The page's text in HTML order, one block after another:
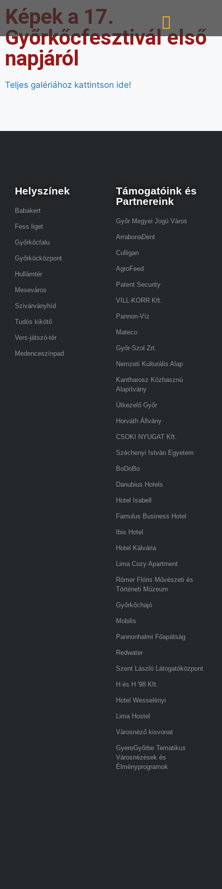
Képek a 17.
Győrkőcfesztivál első
napjáról
Teljes galériához kattintson ide!
Helyszínek
Babakert
Fess liget
Győrkőcfalu
Győrköcközpont
Hullámtér
Meseváros
Szivárványhíd
Tudós kikötő
Vers-játszó-tér
Medenceszínpad
Támogatóink és
Partnereink
Győr Megyei Jogú Város
ArrabonaDent
Culligan
AgroFeed
Patent Security
VILL-KORR Kft.
Pannon-Víz
Mateco
Győr-Szol Zrt.
Nemzeti Kulturális Alap
Kantharosz Közhasznú
Alapítvány
Útkezelő Győr
Horváth Állvány
CSOKI NYUGAT Kft.
Széchenyi István Egyetem
BoDoBo
Danubius Hotels
Hotel Isabell
Famulus Business Hotel
Ibis Hotel
Hotel Kálvária
Lima Cozy Apartment
Rómer Flóris Művészeti és
Történeti Múzeum
Győrkőchajó
Mobilis
Pannonhalmi Főapátság
Redwater
Szent László Látogatóközpont
H és H '98 Kft.
Hotel Wesselényi
Lima Hostel
Városnéző kisvonat
GyereGyőrbe Tematikus
Városnézések és
Élményprogramok